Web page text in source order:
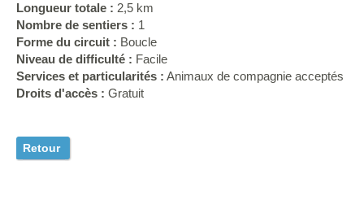
Longueur totale : 2,5 km
Nombre de sentiers : 1
Forme du circuit : Boucle
Niveau de difficulté : Facile
Services et particularités : Animaux de compagnie acceptés
Droits d'accès : Gratuit
Retour